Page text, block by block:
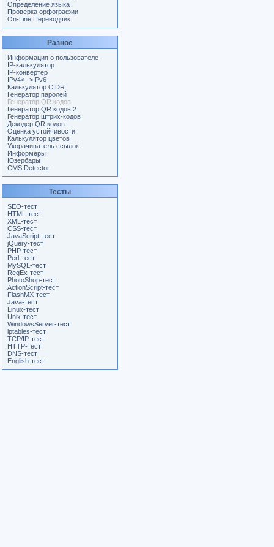
Определение языка
Проверка орфографии
On-Line Переводчик
Разное
Информация о пользователе
IP-калькулятор
IP-конвертер
IPv4<-->IPv6
Калькулятор CIDR
Генератор паролей
Генератор QR кодов
Генератор QR кодов 2
Генератор штрих-кодов
Декодер QR кодов
Оценка устойчивости
Калькулятор цветов
Укорачиватель ссылок
Информеры
Юзербары
CMS Detector
Тесты
SEO-тест
HTML-тест
XML-тест
CSS-тест
JavaScript-тест
jQuery-тест
PHP-тест
Perl-тест
MySQL-тест
RegEx-тест
PhotoShop-тест
ActionScript-тест
FlashMX-тест
Java-тест
Linux-тест
Unix-тест
WindowsServer-тест
iptables-тест
TCP/IP-тест
HTTP-тест
DNS-тест
English-тест